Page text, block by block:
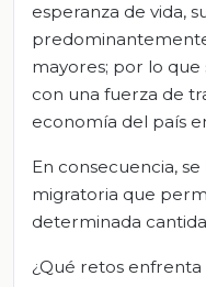
esperanza de vida,
mayores; por lo
con una fuerza de
economía del país
En consecuencia,
migratoria que
determinada
¿Qué retos enfrenta